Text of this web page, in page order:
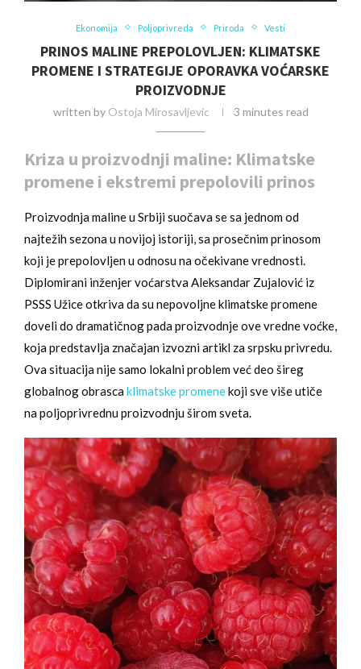
Ekonomija Poljoprivreda Priroda Vesti
PRINOS MALINE PREPOLOVLJEN: KLIMATSKE
PROMENE I STRATEGIJE OPORAVKA VOĆARSKE
PROIZVODNJE
written by Ostoja Mirosavljevic 3 minutes read
Kriza u proizvodnji maline: Klimatske
promene i ekstremi prepolovili prinos
Proizvodnja maline u Srbiji suočava se sa jednom od
najtežih sezona u novijoj istoriji, sa prosečnim prinosom
koji je prepolovljen u odnosu na očekivane vrednosti.
Diplomirani inženjer voćarstva Aleksandar Zujalović iz
PSSS Užice otkriva da su nepovoljne klimatske promene
doveli do dramatičnog pada proizvodnje ove vredne voćke,
koja predstavlja značajan izvozni artikl za srpsku privredu.
Ova situacija nije samo lokalni problem već deo šireg
globalnog obrascaklimatske promenekoji sve više utiče
na poljoprivrednu proizvodnju širom sveta.